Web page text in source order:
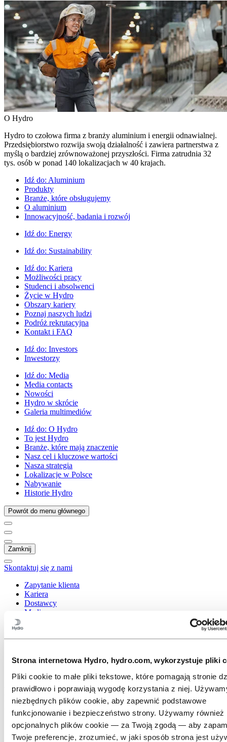
Strona internetowa Hydro, hydro.com, wykorzystuje pliki
Pliki cookie to małe pliki tekstowe, które pomagają stronie
prawidłowo i poprawiają wygodę korzystania z niej.
niezbędnych plików cookie, aby zapewnić podstawowe
funkcjonowanie i bezpieczeństwo strony. Używamy również
opcjonalnych plików cookie — za Twoją zgodą — aby
Twoje preferencje, zrozumieć, w jaki sposób strona jest
O Hydro
Hydro to czołowa firma z branży aluminium i energii odnawialnej.
Przedsiębiorstwo rozwija swoją działalność i zawiera partnerstwa z
myślą o bardziej zrównoważonej przyszłości. Firma zatrudnia 32
tys. osób w ponad 140 lokalizacjach w 40 krajach.
Idź do: Aluminium
Produkty
Branże, które obsługujemy
O aluminium
Innowacyjność, badania i rozwój
Idź do: Energy
Idź do: Sustainability
Idź do: Kariera
Możliwości pracy
Studenci i absolwenci
Życie w Hydro
Obszary kariery
Poznaj naszych ludzi
Podróż rekrutacyjna
Kontakt i FAQ
Idź do: Investors
Inwestorzy
Idź do: Media
Media contacts
Nowości
Hydro w skrócie
Galeria multimediów
Idź do: O Hydro
To jest Hydro
Branże, które mają znaczenie
Nasz cel i kluczowe wartości
Nasza strategia
Lokalizacje w Polsce
Nabywanie
Historie Hydro
Powrót do menu głównego
Zamknij
Skontaktuj się z nami
Zapytanie klienta
Kariera
Dostawcy
Media
Hydro Extrusion Poland
Skontaktuj się z nami
Proszę wybrać odpowiedni dział, do
którego kierują Państwo zapytanie.